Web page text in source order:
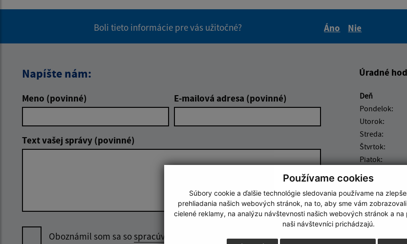
Používame cookies
Súbory cookie a ďalšie technológie sledovania používame na
prehliadania našich webových stránok, na to, aby sme vám
cielené reklamy, na analýzu návštevnosti našich webových stránok a
naši návštevníci prichádzajú.
Boli tieto informácie pre vás užitočné?
Áno
Nie
Napíšte nám:
Meno (povinné) E-mailová adresa (povinné)
Text vašej správy (povinné)
Oboznámil som sa sospracúvaním
Odoslať správu
Úradné
Deň
Pondelok:
Utorok:
Streda:
Štvrtok:
Piatok: